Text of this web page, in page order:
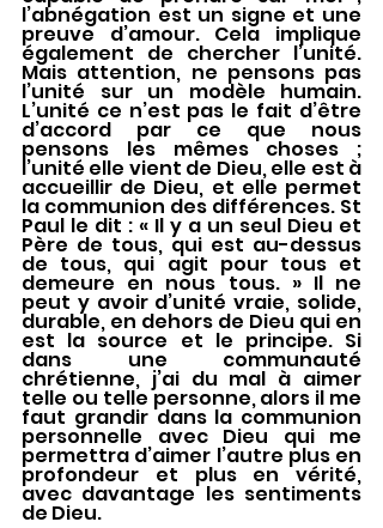
l’abnégation est un signe et une
preuve d’amour. Cela implique
également de chercher l’unité.
Mais attention, ne pensons pas
l’unité sur un modèle humain.
L’unité ce n’est pas le fait d’être
d’accord par ce que nous
pensons les mêmes choses ;
l’unité elle vient de Dieu, elle est à
accueillir de Dieu, et elle permet
la communion des différences. St
Paul le dit : « Il y a un seul Dieu et
Père de tous, qui est au-dessus
de tous, qui agit pour tous et
demeure en nous tous. » Il ne
peut y avoir d’unité vraie, solide,
durable, en dehors de Dieu qui en
est la source et le principe. Si
dans une communauté
chrétienne, j’ai du mal à aimer
telle ou telle personne, alors il me
faut grandir dans la communion
personnelle avec Dieu qui me
permettra d’aimer l’autre plus en
profondeur et plus en vérité,
avec davantage les sentiments
de Dieu.